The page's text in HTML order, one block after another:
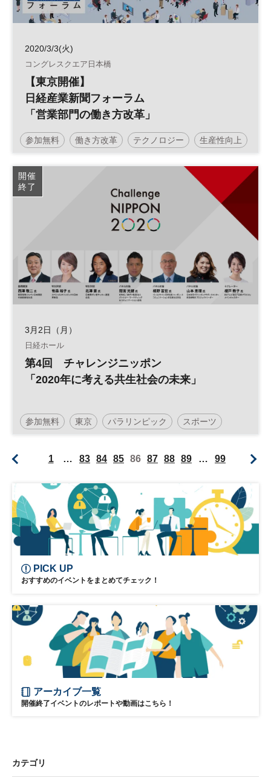
2020/3/3(火)
コングレスクエア日本橋
【東京開催】
日経産業新聞フォーラム
「営業部門の働き方改革」
参加無料 働き方改革 テクノロジー 生産性向上
営業
日経産業新聞フォーラム
開催
終了
3月2日（月）
日経ホール
第4回 チャレンジニッポン
「2020年に考える共生社会の未来」
参加無料 東京 パラリンピック スポーツ
1 … 83 84 85 86 87 88 89 … 99
PICK UP
おすすめのイベントをまとめてチェック！
アーカイブ一覧
開催終了イベントのレポートや動画はこちら！
カテゴリ